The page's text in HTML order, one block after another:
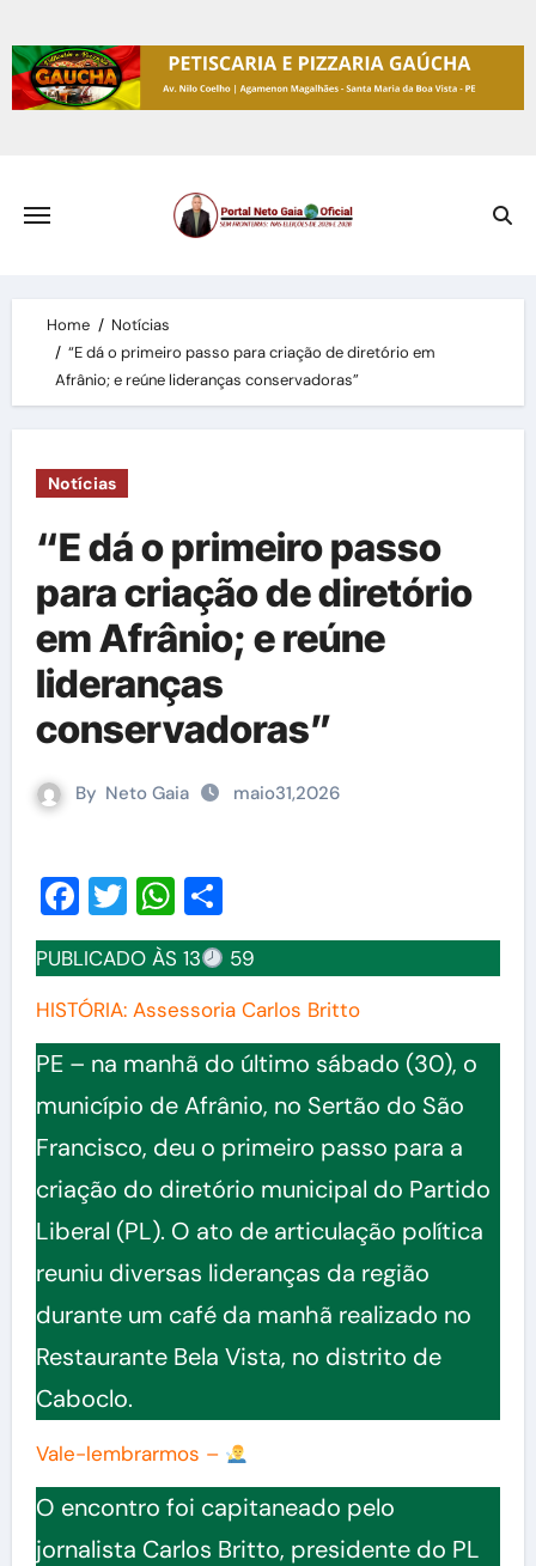
to
content
Home
Notícias
“E dá o primeiro passo para criação de diretório em
Afrânio; e reúne lideranças conservadoras”
Notícias
“E dá o primeiro passo
para criação de diretório
em Afrânio; e reúne
lideranças
conservadoras”
By Neto Gaia maio31,2026
Facebook
TwitterWhatsApp
Share
PUBLICADO ÀS 13
59
HISTÓRIA: Assessoria Carlos Britto
PE – na manhã do último sábado (30), o
município de Afrânio, no Sertão do São
Francisco, deu o primeiro passo para a
criação do diretório municipal do Partido
Liberal (PL). O ato de articulação política
reuniu diversas lideranças da região
durante um café da manhã realizado no
Restaurante Bela Vista, no distrito de
Caboclo.
Vale-lembrarmos –
O encontro foi capitaneado pelo
jornalista Carlos Britto, presidente do PL